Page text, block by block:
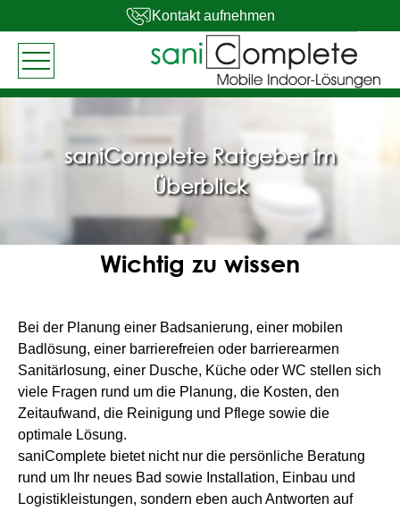
Kontakt aufnehmen
saniComplete Ratgeber im
Überblick
Wichtig zu wissen
Bei der Planung einer Badsanierung, einer mobilen
Badlösung, einer barrierefreien oder barrierearmen
Sanitärlosung, einer Dusche, Küche oder WC stellen sich
viele Fragen rund um die Planung, die Kosten, den
Zeitaufwand, die Reinigung und Pflege sowie die
optimale Lösung.
saniComplete bietet nicht nur die persönliche Beratung
rund um Ihr neues Bad sowie Installation, Einbau und
Logistikleistungen, sondern eben auch Antworten auf